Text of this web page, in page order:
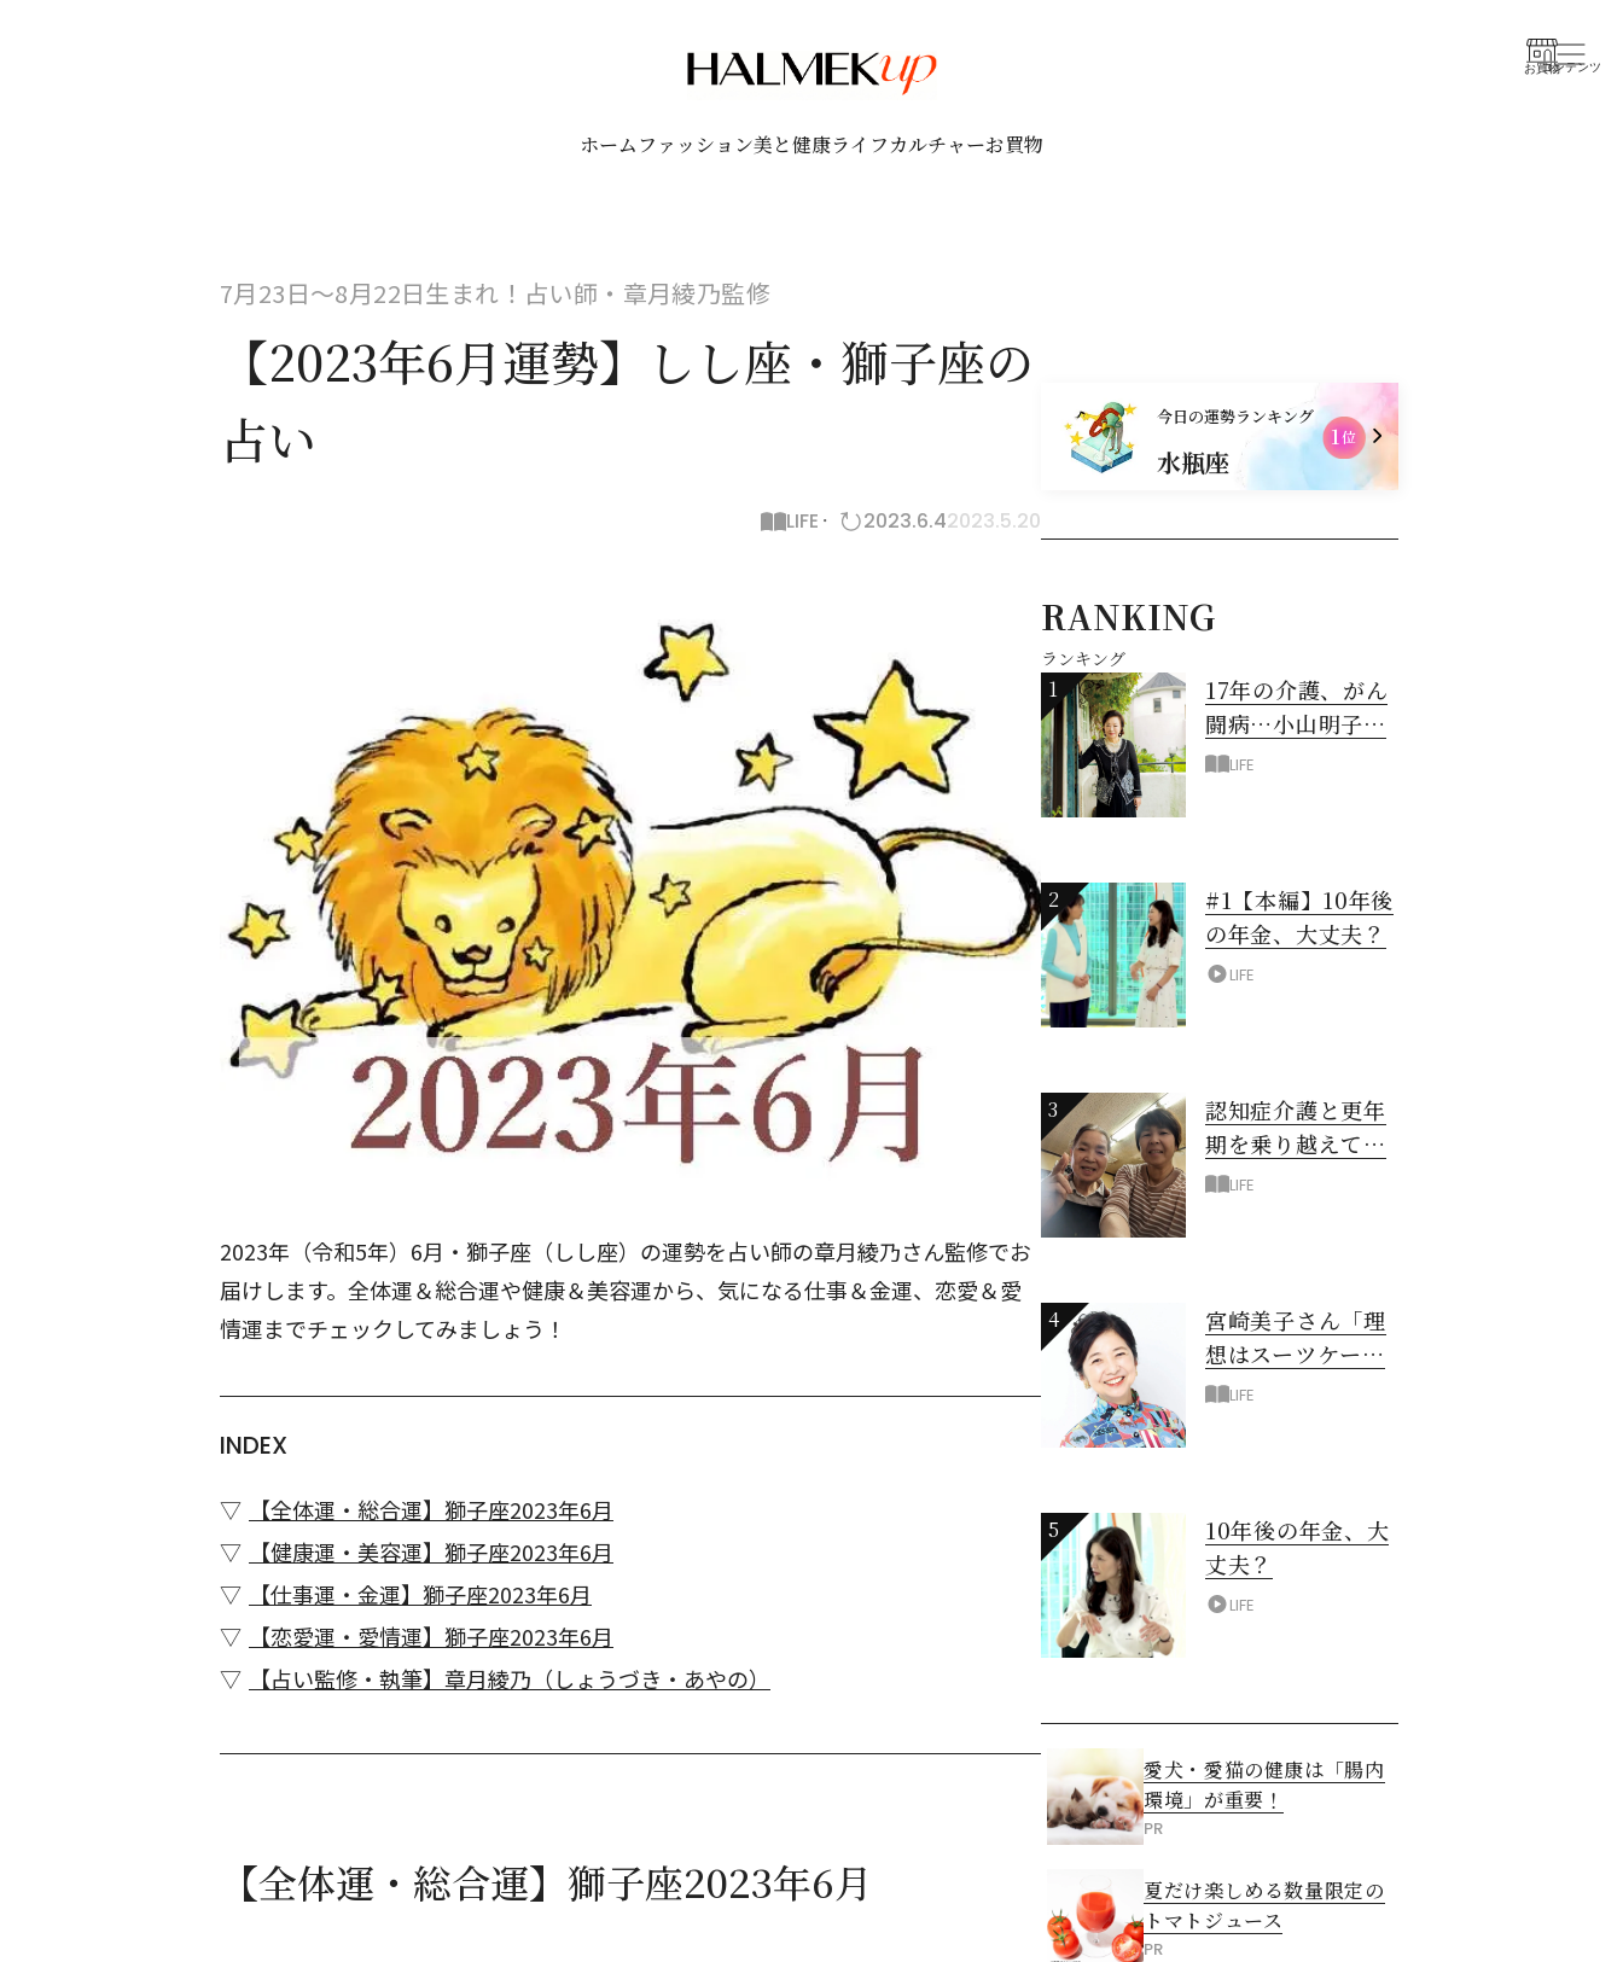
お買物コンテンツ
ホーム ファッション美と健康ライフカルチャーお買物
7月23日〜8月22日生まれ！占い師・章月綾乃監修
【2023年6月運勢】しし座・獅子座の
占い
LIFE 2023.6.42023.5.20
2023年（令和5年）6月・獅子座（しし座）の運勢を占い師の章月綾乃さん監修でお
届けします。全体運＆総合運や健康＆美容運から、気になる仕事＆金運、恋愛＆愛
情運までチェックしてみましょう！
INDEX
【全体運・総合運】獅子座2023年6月
【健康運・美容運】獅子座2023年6月
【仕事運・金運】獅子座2023年6月
【恋愛運・愛情運】獅子座2023年6月
【占い監修・執筆】章月綾乃（しょうづき・あやの）
【全体運・総合運】獅子座2023年6月
今日の運勢ランキング
水瓶座
乙女座
1
2位
RANKING
ランキング
1
17年の介護、がん
闘病…小山明子さ
ん「今満たされて
LIFE
2
#1【本編】10年後
の年金、大丈夫？
LIFE
3
認知症介護と更年
期を乗り越えて！
6年の「通い介
LIFE
4
宮崎美子さん「理
想はスーツケース
一つでどこへでも
LIFE
5
10年後の年金、大
丈夫？
LIFE
愛犬・愛猫の健康は「腸内
環境」が重要！
PR
夏だけ楽しめる数量限定の
トマトジュース
PR